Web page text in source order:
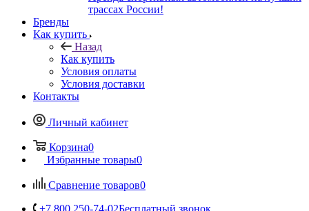
трассах России!
Бренды
Как купить
Назад
Как купить
Условия оплаты
Условия доставки
Контакты
Личный кабинет
Корзина0
Избранные товары0
Сравнение товаров0
+7 800 250-74-02Бесплатный звонок